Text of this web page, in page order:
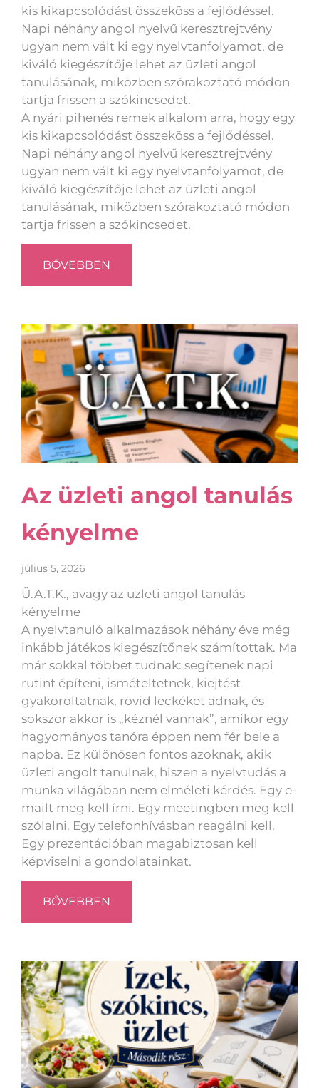
kis kikapcsolódást összeköss a fejlődéssel.
Napi néhány angol nyelvű keresztrejtvény
ugyan nem vált ki egy nyelvtanfolyamot, de
kiváló kiegészítője lehet az üzleti angol
tanulásának, miközben szórakoztató módon
tartja frissen a szókincsedet.
A nyári pihenés remek alkalom arra, hogy egy
kis kikapcsolódást összeköss a fejlődéssel.
Napi néhány angol nyelvű keresztrejtvény
ugyan nem vált ki egy nyelvtanfolyamot, de
kiváló kiegészítője lehet az üzleti angol
tanulásának, miközben szórakoztató módon
tartja frissen a szókincsedet.
BŐVEBBEN
Az üzleti angol tanulás
kényelme
július 5, 2026
Ü.A.T.K., avagy az üzleti angol tanulás
kényelme
A nyelvtanuló alkalmazások néhány éve még
inkább játékos kiegészítőnek számítottak. Ma
már sokkal többet tudnak: segítenek napi
rutint építeni, ismételtetnek, kiejtést
gyakoroltatnak, rövid leckéket adnak, és
sokszor akkor is „kéznél vannak”, amikor egy
hagyományos tanóra éppen nem fér bele a
napba. Ez különösen fontos azoknak, akik
üzleti angolt tanulnak, hiszen a nyelvtudás a
munka világában nem elméleti kérdés. Egy e-
mailt meg kell írni. Egy meetingben meg kell
szólalni. Egy telefonhívásban reagálni kell.
Egy prezentációban magabiztosan kell
képviselni a gondolatainkat.
BŐVEBBEN